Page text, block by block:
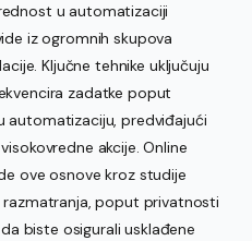
u automatizaciji
iz ogromnih skupova
Ključne tehnike uključuju
zadatke poput
automatizaciju, predviđajući
akcije. Online
ove osnove kroz studije
razmatranja, poput privatnosti
biste osigurali usklađene